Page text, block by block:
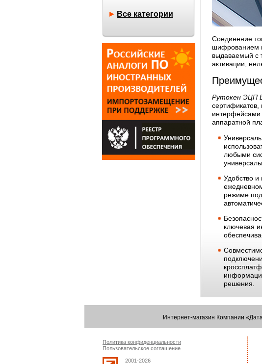
► Все категории
Соединение
шифрованием
выдаваемый с
активации,
Рутокен ЭЦП
интерфейсами
аппаратной
любыми
Удобство и
режиме
ключевая
решения.
Интернет-магазин Компании
Политика конфиденциальности
Пользовательское соглашение
2001-2026